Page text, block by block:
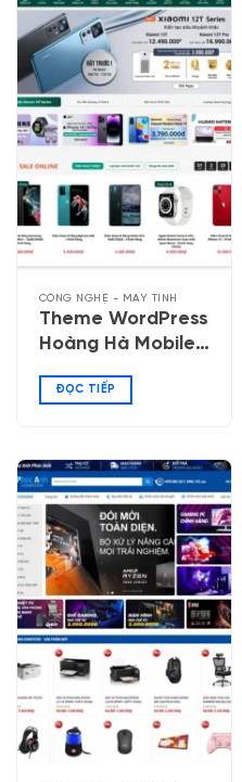
CÔNG NGHỆ - MÁY TÍNH
Theme WordPress
Hoàng Hà Mobile
ĐỌC TIẾP